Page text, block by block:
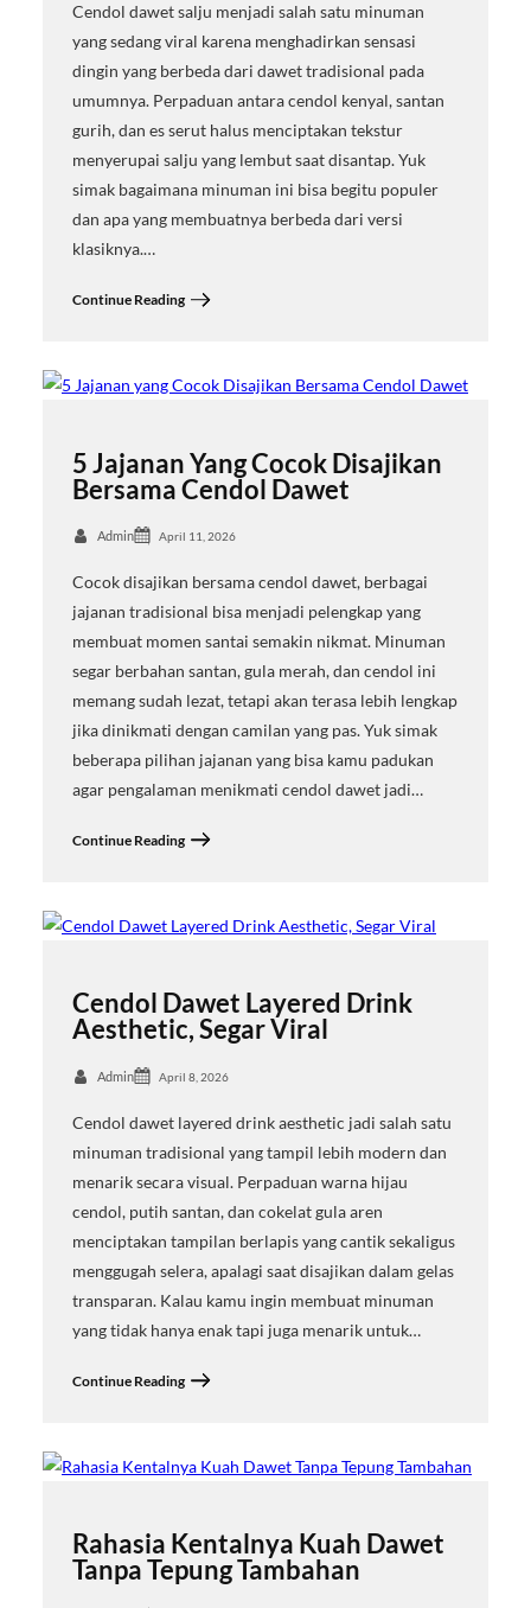
Cendol dawet salju menjadi salah satu minuman
yang sedang viral karena menghadirkan sensasi
dingin yang berbeda dari dawet tradisional pada
umumnya. Perpaduan antara cendol kenyal, santan
gurih, dan es serut halus menciptakan tekstur
menyerupai salju yang lembut saat disantap. Yuk
simak bagaimana minuman ini bisa begitu populer
dan apa yang membuatnya berbeda dari versi
klasiknya.…
Continue Reading
5 Jajanan Yang Cocok Disajikan
Bersama Cendol Dawet
Admin April 11, 2026
Cocok disajikan bersama cendol dawet, berbagai
jajanan tradisional bisa menjadi pelengkap yang
membuat momen santai semakin nikmat. Minuman
segar berbahan santan, gula merah, dan cendol ini
memang sudah lezat, tetapi akan terasa lebih lengkap
jika dinikmati dengan camilan yang pas. Yuk simak
beberapa pilihan jajanan yang bisa kamu padukan
agar pengalaman menikmati cendol dawet jadi…
Continue Reading
Cendol Dawet Layered Drink
Aesthetic, Segar Viral
Admin April 8, 2026
Cendol dawet layered drink aesthetic jadi salah satu
minuman tradisional yang tampil lebih modern dan
menarik secara visual. Perpaduan warna hijau
cendol, putih santan, dan cokelat gula aren
menciptakan tampilan berlapis yang cantik sekaligus
menggugah selera, apalagi saat disajikan dalam gelas
transparan. Kalau kamu ingin membuat minuman
yang tidak hanya enak tapi juga menarik untuk…
Continue Reading
Rahasia Kentalnya Kuah Dawet
Tanpa Tepung Tambahan